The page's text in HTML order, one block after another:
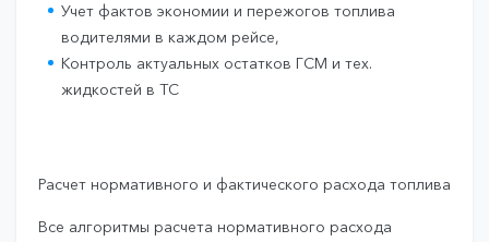
Учет фактов экономии и пережогов топлива
водителями в каждом рейсе,
Контроль актуальных остатков ГСМ и тех.
жидкостей в ТС
Расчет нормативного и фактического расхода топлива
Все алгоритмы расчета нормативного расхода